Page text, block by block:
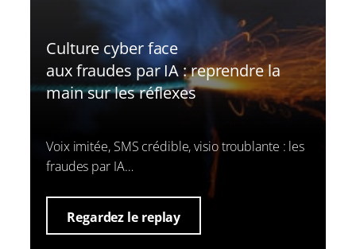
Culture cyber face
aux fraudes par IA : reprendre la
main sur les réflexes
Voix imitée, SMS crédible, visio troublante : les
fraudes par IA…
Regardez le replay